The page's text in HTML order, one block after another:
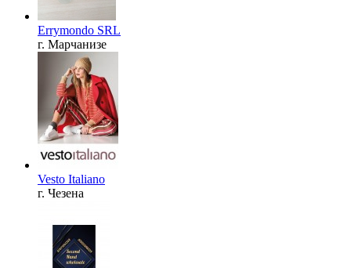
Errymondo SRL
г. Марчанизе
Vesto Italiano
г. Чезена